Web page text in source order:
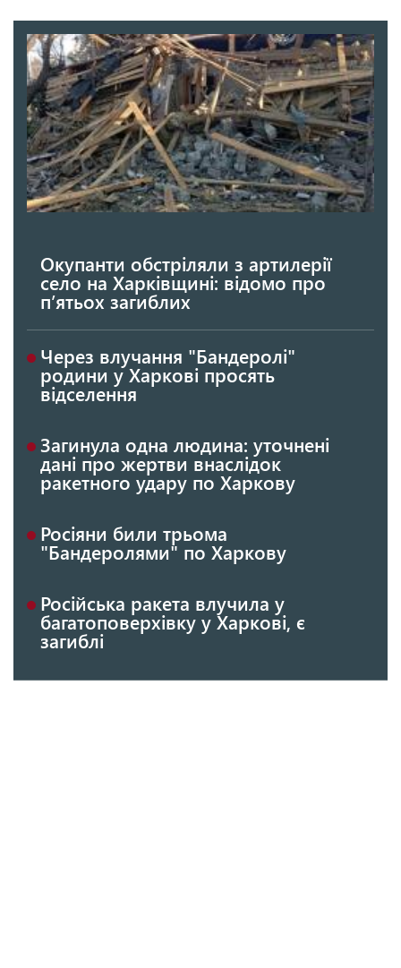
Окупанти обстріляли з артилерії
село на Харківщині: відомо про
п’ятьох загиблих
Через влучання "Бандеролі"
родини у Харкові просять
відселення
Загинула одна людина: уточнені
дані про жертви внаслідок
ракетного удару по Харкову
Росіяни били трьома
"Бандеролями" по Харкову
Російська ракета влучила у
багатоповерхівку у Харкові, є
загиблі